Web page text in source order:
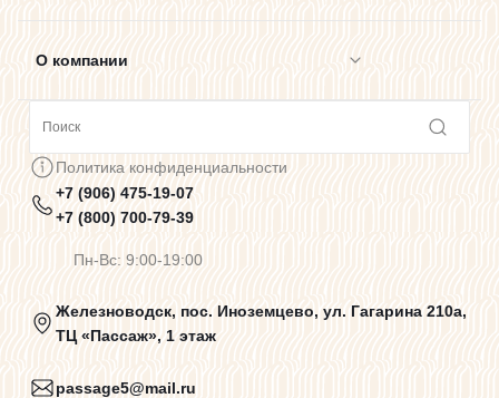
О компании
Предупреждения о цветопередаче
Политика конфиденциальности
Пользовательское соглашение
Политика конфиденциальности
+7 (906) 475-19-07
+7 (800) 700-79-39
Пн-Вс: 9:00-19:00
Железноводск, пос. Иноземцево, ул. Гагарина 210а,
ТЦ «Пассаж», 1 этаж
passage5@mail.ru